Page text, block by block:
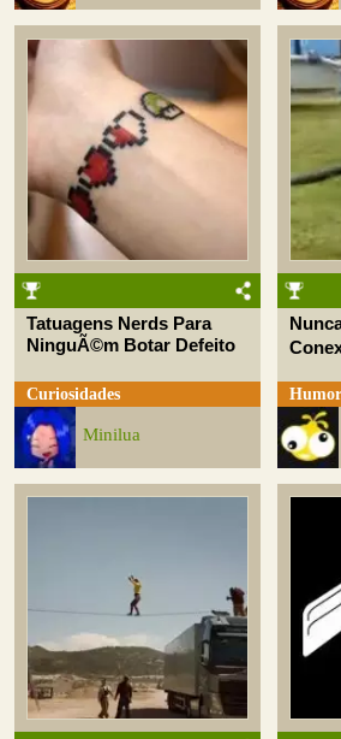
Tatuagens Nerds Para
NinguÃ©m Botar Defeito
Curiosidades
Minilua
Humor